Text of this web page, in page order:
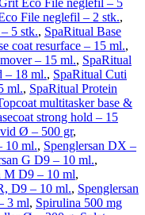
Eco File neglefil – 5
File neglefil – 2 stk.,
5 stk., SpaRitual Base
coat resurface – 15 ml.,
– 15 ml., SpaRitual
– 18 ml., SpaRitual Cuti
ml., SpaRitual Protein
multitasker base &
strong hold – 15
Ø – 500 gr,
10 ml., Spenglersan DX –
G D9 – 10 ml.,
M D9 – 10 ml,
D9 – 10 ml., Spenglersan
3 ml, Spirulina 500 mg